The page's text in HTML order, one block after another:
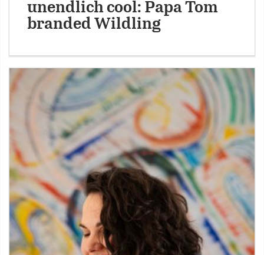
unendlich cool: Papa Tom
branded Wildling